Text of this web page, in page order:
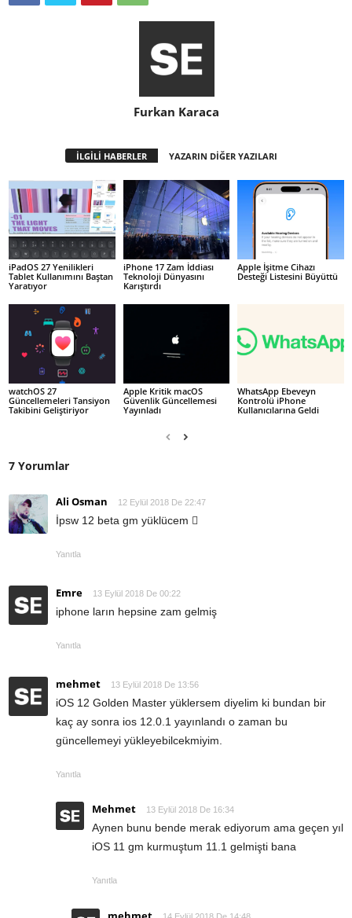
Furkan Karaca
İLGİLİ HABERLER YAZARIN DİĞER YAZILARI
iPadOS 27 Yenilikleri
Tablet Kullanımını Baştan
Yaratıyor
iPhone 17 Zam İddiası
Teknoloji Dünyasını
Karıştırdı
Apple İşitme Cihazı
Desteği Listesini Büyüttü
watchOS 27
Güncellemeleri Tansiyon
Takibini Geliştiriyor
Apple Kritik macOS
Güvenlik Güncellemesi
Yayınladı
WhatsApp Ebeveyn
Kontrolü iPhone
Kullanıcılarına Geldi
7 Yorumlar
Ali Osman 12 Eylül 2018 De 22:47
İpsw 12 beta gm yüklücem 
Yanıtla
Emre 13 Eylül 2018 De 00:22
iphone ların hepsine zam gelmiş
Yanıtla
mehmet 13 Eylül 2018 De 13:56
iOS 12 Golden Master yüklersem diyelim ki bundan bir
kaç ay sonra ios 12.0.1 yayınlandı o zaman bu
güncellemeyi yükleyebilcekmiyim.
Yanıtla
Mehmet 13 Eylül 2018 De 16:34
Aynen bunu bende merak ediyorum ama geçen yıl
iOS 11 gm kurmuştum 11.1 gelmişti bana
Yanıtla